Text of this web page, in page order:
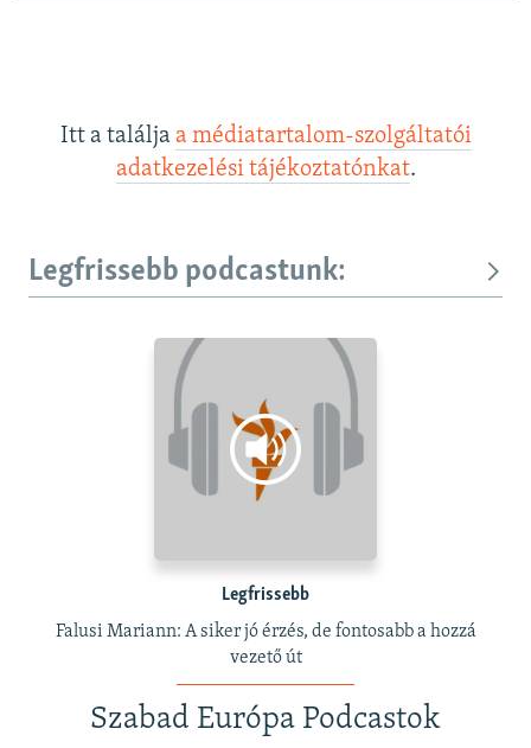
Itt a találja a médiatartalom-szolgáltatói
adatkezelési tájékoztatónkat.
Legfrissebb podcastunk:
Legfrissebb
Falusi Mariann: A siker jó érzés, de fontosabb a hozzá
vezető út
Szabad Európa Podcastok